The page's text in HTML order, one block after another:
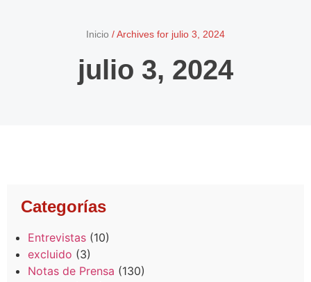
Inicio / Archives for julio 3, 2024
julio 3, 2024
Categorías
Entrevistas (10)
excluido (3)
Notas de Prensa (130)